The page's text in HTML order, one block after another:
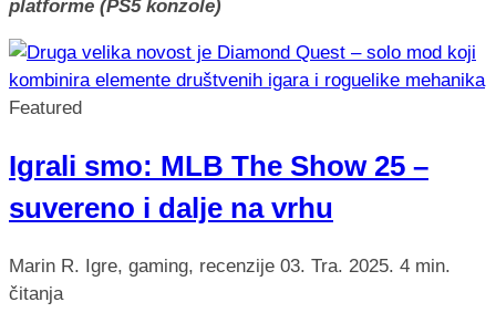
platforme (PS5 konzole)
Featured
Igrali smo: MLB The Show 25 –
suvereno i dalje na vrhu
Marin R. Igre, gaming, recenzije 03. Tra. 2025. 4 min.
čitanja